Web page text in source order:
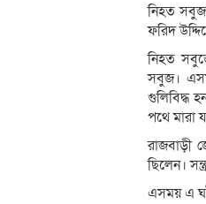
নিহত সবুজ
ফ‌রিদ
নিহত
সবুজ।
গুলিবিদ্ধ
প‌থে মার‌া
রাজবাড়ী
ছি‌লেন।
এসময় এ